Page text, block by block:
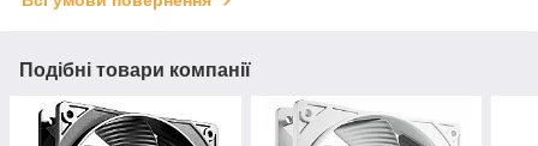
Подібні товари компанії